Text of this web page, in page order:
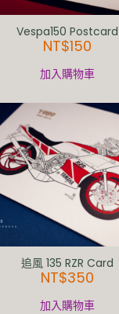
Vespa150 Postcard
NT$150
加入購物車
追風 135 RZR Card
NT$350
加入購物車